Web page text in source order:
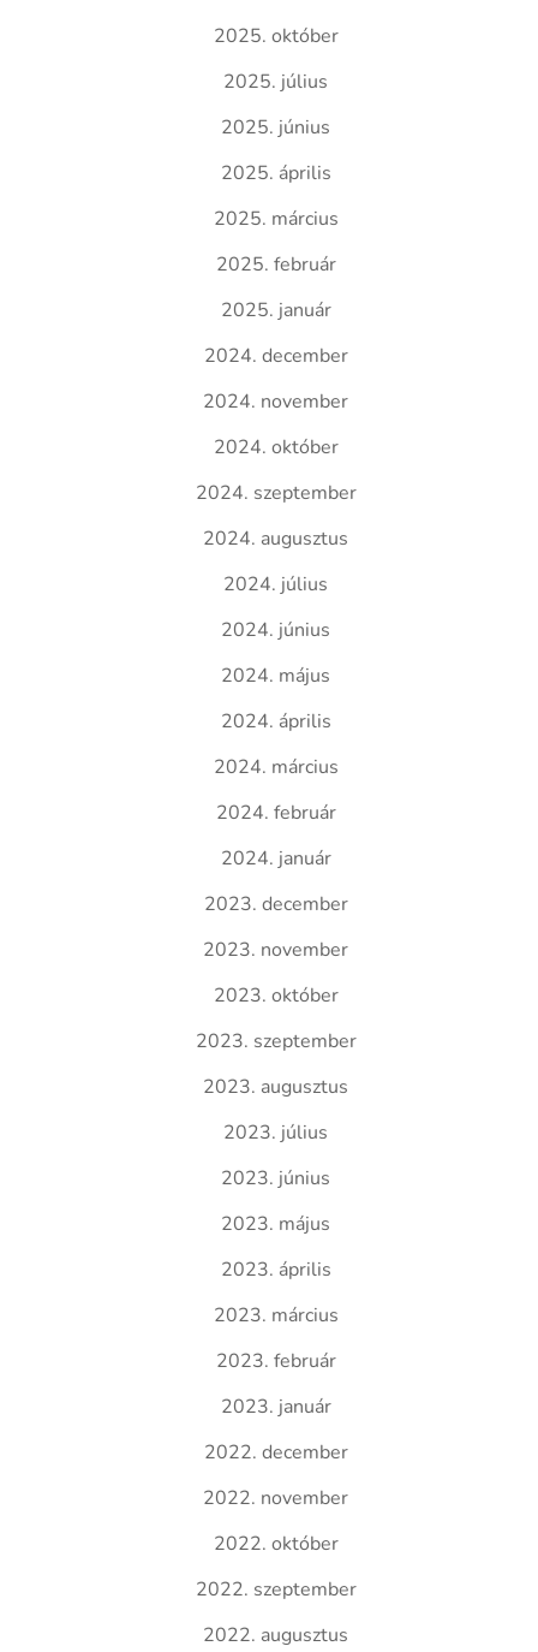
2025. október
2025. július
2025. június
2025. április
2025. március
2025. február
2025. január
2024. december
2024. november
2024. október
2024. szeptember
2024. augusztus
2024. július
2024. június
2024. május
2024. április
2024. március
2024. február
2024. január
2023. december
2023. november
2023. október
2023. szeptember
2023. augusztus
2023. július
2023. június
2023. május
2023. április
2023. március
2023. február
2023. január
2022. december
2022. november
2022. október
2022. szeptember
2022. augusztus